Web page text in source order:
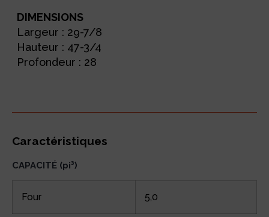
DIMENSIONS
Largeur : 29-7/8
Hauteur : 47-3/4
Profondeur : 28
Caractéristiques
CAPACITÉ (pi³)
Four 5,0